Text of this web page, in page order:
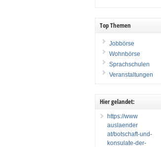
Top Themen
Jobbörse
Wohnbörse
Sprachschulen
Veranstaltungen
Hier gelandet:
https://www
auslaender
at/botschaft-und-
konsulate-der-